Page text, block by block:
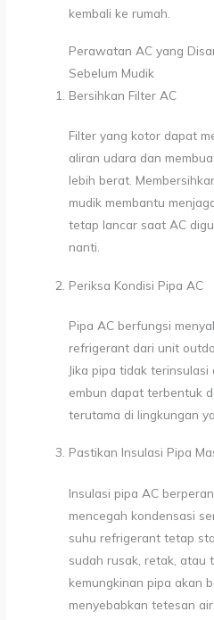
kembali ke rumah.
Perawatan AC yang
Sebelum Mudik
Bersihkan Filter AC
Filter yang kotor dapat
aliran udara dan
lebih berat.
mudik membantu
tetap lancar saat AC
nanti.
Periksa Kondisi Pipa AC
Pipa AC berfungsi
refrigerant dari unit
Jika pipa tidak terinsulasi
embun dapat terbentuk
terutama di lingkungan
Pastikan Insulasi Pipa
Insulasi pipa AC
mencegah kondensasi
suhu refrigerant tetap
sudah rusak, retak, atau
kemungkinan pipa akan
menyebabkan tetesan air.